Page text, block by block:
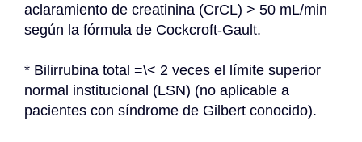
aclaramiento de creatinina (CrCL) > 50 mL/min
según la fórmula de Cockcroft-Gault.
* Bilirrubina total =\< 2 veces el límite superior
normal institucional (LSN) (no aplicable a
pacientes con síndrome de Gilbert conocido).